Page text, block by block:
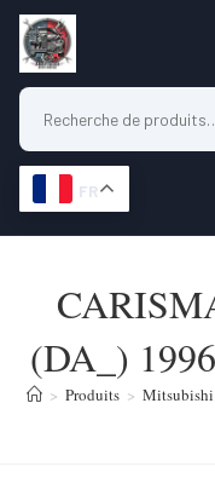
FR
(DA_)
> Produits > Mitsubishi